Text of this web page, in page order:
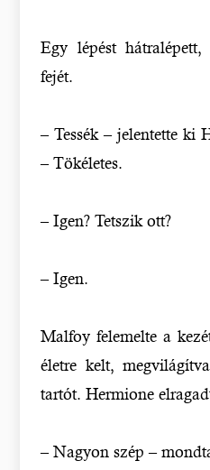
Egy lépést
fejét.
– Tessék – jelentette ki
– Tökéletes.
– Igen? Tetszik ott?
– Igen.
Malfoy felemelte a
életre kelt,
tartót. Hermione
– Nagyon szép –